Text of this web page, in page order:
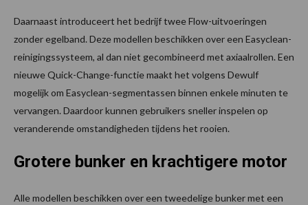
Daarnaast introduceert het bedrijf twee Flow-uitvoeringen
zonder egelband. Deze modellen beschikken over een Easyclean-
reinigingssysteem, al dan niet gecombineerd met axiaalrollen. Een
nieuwe Quick-Change-functie maakt het volgens Dewulf
mogelijk om Easyclean-segmentassen binnen enkele minuten te
vervangen. Daardoor kunnen gebruikers sneller inspelen op
veranderende omstandigheden tijdens het rooien.
Grotere bunker en krachtigere motor
Alle modellen beschikken over een tweedelige bunker met een